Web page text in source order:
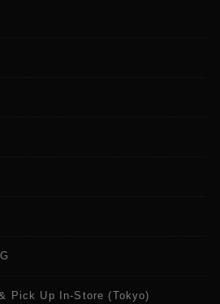
Pick Up In-Store (Tokyo)